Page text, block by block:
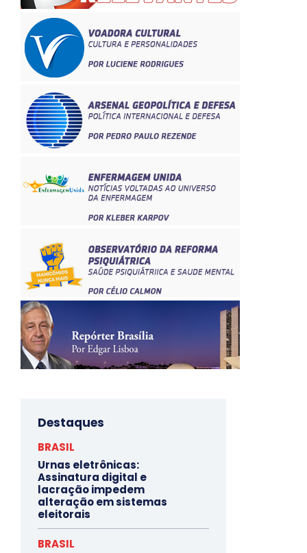
Destaques
BRASIL
Urnas eletrônicas:
Assinatura digital e
lacração impedem
alteração em sistemas
eleitorais
BRASIL